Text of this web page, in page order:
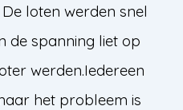
loten werden snel
de spanning liet op
werden.Iedereen
het probleem is